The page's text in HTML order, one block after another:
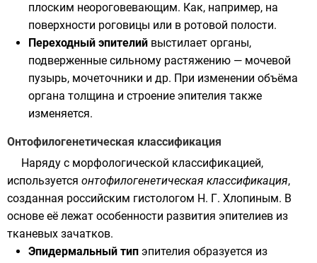
плоским неороговевающим. Как, например, на
поверхности роговицы или в ротовой полости.
Переходный эпителий выстилает органы,
подверженные сильному растяжению — мочевой
пузырь, мочеточники и др. При изменении объёма
органа толщина и строение эпителия также
изменяется.
Онтофилогенетическая классификация
Наряду с морфологической классификацией,
используется онтофилогенетическая классификация,
созданная российским гистологом Н. Г. Хлопиным. В
основе её лежат особенности развития эпителиев из
тканевых зачатков.
Эпидермальный тип эпителия образуется из